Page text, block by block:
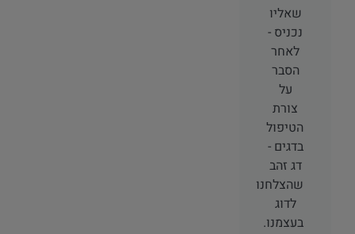
שאליו
נכניס -
לאחר
הסבר
על
צורת
הטיפול
בדגים -
דג זהב
שהצלחנו
לדוג
בעצמנו.